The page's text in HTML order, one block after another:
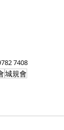
7408
城規會